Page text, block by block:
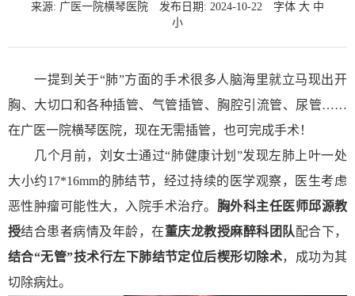
来源: 广医一院横琴医院 发布日期: 2024-10-22 字体 大 中
小
一提到关于“肺”方面的手术很多人脑海里就立马现出开
胸、大切口和各种插管、气管插管、胸腔引流管、尿管……
在广医一院横琴医院，现在无需插管，也可完成手术！
几个月前，刘女士通过“肺健康计划”发现左肺上叶一处
大小约17*16mm的肺结节，经过持续的医学观察，医生考虑
恶性肿瘤可能性大，入院手术治疗。 胸外科主任医师邱源教
授结合患者病情及年龄，在董庆龙教授麻醉科团队配合下，
结合“无管”技术行左下肺结节定位后楔形切除术，成功为其
切除病灶。